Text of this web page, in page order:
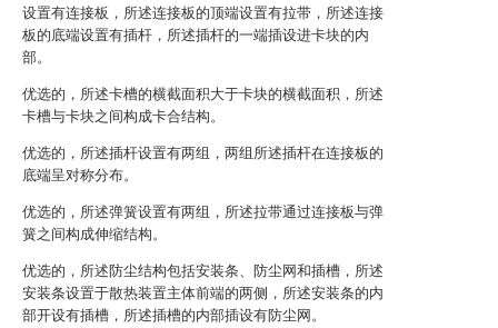
设置有连接板，所述连接板的顶端设置有拉带，所述连接
板的底端设置有插杆，所述插杆的一端插设进卡块的内
部。
优选的，所述卡槽的横截面积大于卡块的横截面积，所述
卡槽与卡块之间构成卡合结构。
优选的，所述插杆设置有两组，两组所述插杆在连接板的
底端呈对称分布。
优选的，所述弹簧设置有两组，所述拉带通过连接板与弹
簧之间构成伸缩结构。
优选的，所述防尘结构包括安装条、防尘网和插槽，所述
安装条设置于散热装置主体前端的两侧，所述安装条的内
部开设有插槽，所述插槽的内部插设有防尘网。